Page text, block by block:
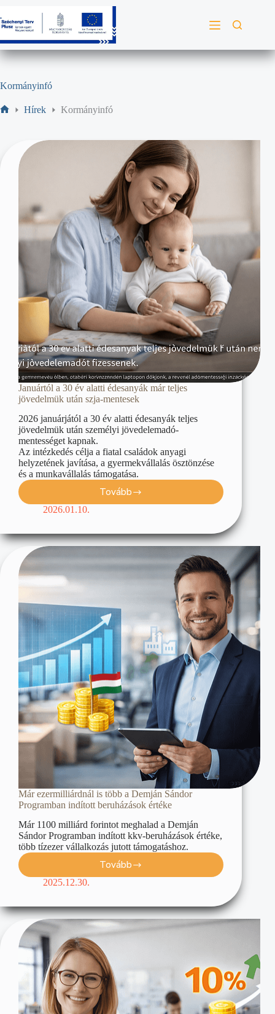
Kormányinfó
Hírek Kormányinfó
Januártól a 30 év alatti édesanyák már teljes
jövedelmük után szja-mentesek
2026 januárjától a 30 év alatti édesanyák teljes
jövedelmük után személyi jövedelemadó-
mentességet kapnak.
Az intézkedés célja a fiatal családok anyagi
helyzetének javítása, a gyermekvállalás ösztönzése
és a munkavállalás támogatása.
Tovább
2026.01.10.
Már ezermilliárdnál is több a Demján Sándor
Programban indított beruházások értéke
Már 1100 milliárd forintot meghalad a Demján
Sándor Programban indított kkv-beruházások értéke,
több tízezer vállalkozás jutott támogatáshoz.
Tovább
2025.12.30.